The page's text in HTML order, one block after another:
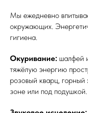
Мы ежедневно
окружающих.
гигиена.
Окуривание: шалфей
тяжёлую энергию
розовый кварц,
зоне или под подушкой.